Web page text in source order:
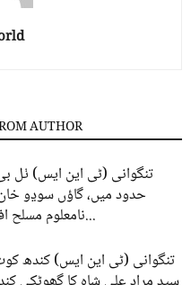
AUTHOR
تنگوانی (ٹی این ایس) ٺل
حدود میں، گاؤں سوڍو
نامعلوم مسلح افراد نے ٹی سی ایف...
تنگوانی (ٹی این ایس) کندھ